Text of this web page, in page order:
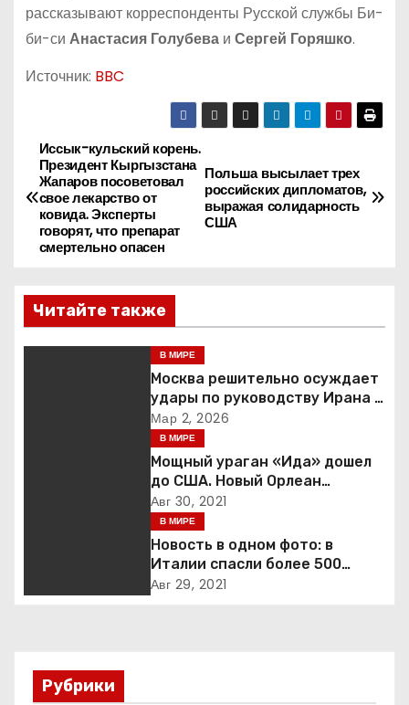
рассказывают корреспонденты Русской службы Би-
би-си Анастасия Голубеваи Сергей Горяшко.
Источник: BBC
Н
а
в
г
а
и
Польша высылает трех
российских дипломатов,
выражая солидарность
США
Иссык-кульский корень.
Президент Кыргызстана
Жапаров посоветовал
свое лекарство от
ковида. Эксперты
говорят, что препарат
смертельно опасен
Читайте также
В МИРЕ
Москва решительно осуждает
удары по руководству Ирана и
призывает к немедленной
деэскалации
Мар 2, 2026
В МИРЕ
Мощный ураган «Ида» дошел
до США. Новый Орлеан
готовится к удару стихии
Авг 30, 2021
В МИРЕ
Новость в одном фото: в
Италии спасли более 500
мигрантов на рыбацкой лодке
Авг 29, 2021
Рубрики